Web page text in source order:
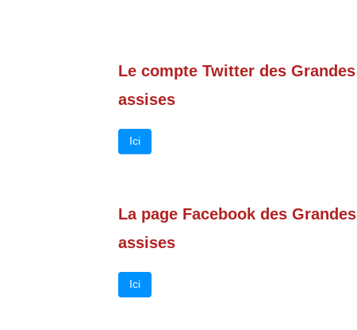
Le compte Twitter des Grandes
assises
Ici
La page Facebook des Grandes
assises
Ici